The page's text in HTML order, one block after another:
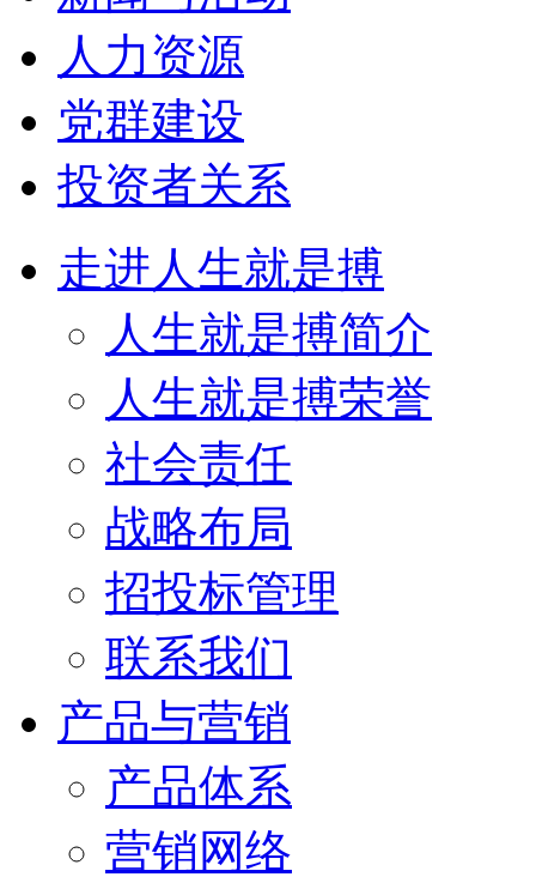
人力资源
党群建设
投资者关系
走进人生就是搏
人生就是搏简介
人生就是搏荣誉
社会责任
战略布局
招投标管理
联系我们
产品与营销
产品体系
营销网络